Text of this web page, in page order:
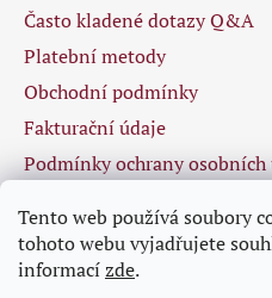
Tento web používá soubory
tohoto webu vyjadřujete
informacízde.
Často kladené dotazy Q&A
Platební metody
Obchodní podmínky
Fakturační údaje
Podmínky ochrany osobních
Facebook